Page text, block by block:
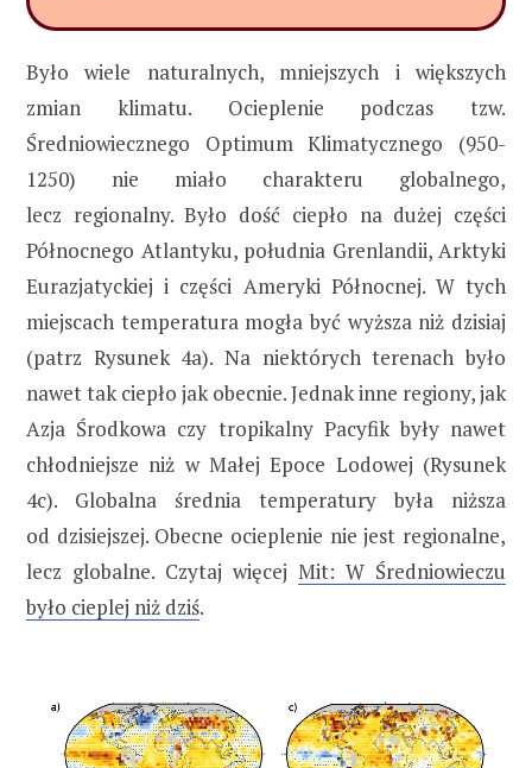
Było wiele naturalnych, mniejszych i większych
zmian klimatu. Ocieplenie podczas tzw.
Średniowiecznego Optimum Klimatycznego (950-
1250) nie miało charakteru globalnego,
lecz regionalny. Było dość ciepło na dużej części
Północnego Atlantyku, południa Grenlandii, Arktyki
Eurazjatyckiej i części Ameryki Północnej. W tych
miejscach temperatura mogła być wyższa niż dzisiaj
(patrz Rysunek 4a). Na niektórych terenach było
nawet tak ciepło jak obecnie. Jednak inne regiony, jak
Azja Środkowa czy tropikalny Pacyfik były nawet
chłodniejsze niż w Małej Epoce Lodowej (Rysunek
4c). Globalna średnia temperatury była niższa
od dzisiejszej. Obecne ocieplenie nie jest regionalne,
lecz globalne. Czytaj więcej Mit: W Średniowieczu
było cieplej niż dziś.